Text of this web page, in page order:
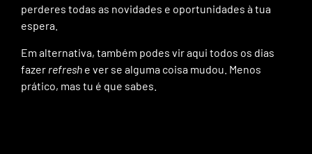
perderes todas as novidades e oportunidades à tua
espera.
Em alternativa, também podes vir aqui todos os dias
fazer refresh e ver se alguma coisa mudou. Menos
prático, mas tu é que sabes.